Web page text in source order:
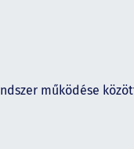
működése